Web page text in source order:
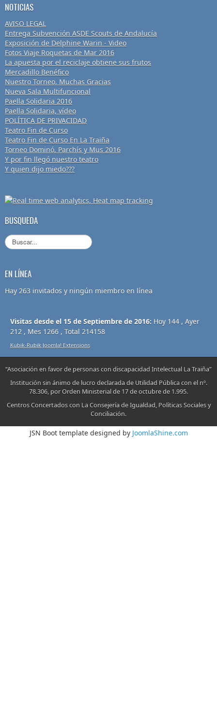
NOTICIAS
AVISO LEGAL
Entrega Subvención ASDE Scouts de Andalucía
Exposición de Delphine Warin - Video
Fotos Viaje Roquetas de Mar 2016
La apuesta por el reciclaje obtiene sus frutos
Mercadillo Benéfico
Nuestro Torneo, Muchas Gracias
Nueva Sala Multifuncional
Paella Solidaria 2016
Paella Solidaria, vídeo
POLÍTICA DE PRIVACIDAD
Teatro Fin de Curso
Teatro Fin de Curso En La Traiña
Torneo Dominó, Parchís y Mus 2016
Y por fin llegó nuestro teatro
Y quien dijo miedo???
BUSQUEDA
EN LÍNEA
Hay 263 invitados y ningún miembro en línea
Visitas desde el 15 de Septiembre de 2016: Hoy 144 , Ayer
212 , Mes 1266 , Total 214158
Kubik-Rubik Joomla! Extensions
“Asociación en favor de personas con discapacidad Intelectual La Traiña”
Institución sin ánimo de lucro declarada de Utilidad Pública con el nº.
78.306, por Orden Ministerial de 17 de octubre de 1.995.
Centros Concertados con La Consejería de Igualdad, Políticas Sociales y
Conciliación.
JSN Boot template designed by JoomlaShine.com